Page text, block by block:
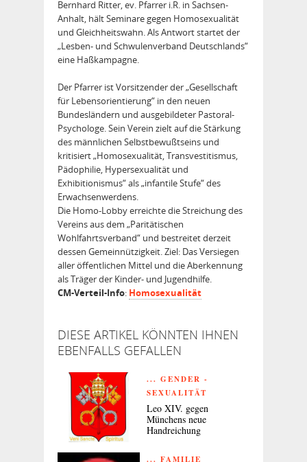
Bernhard Ritter, ev. Pfarrer i.R. in Sachsen-
Anhalt, hält Seminare gegen Homosexualität
und Gleichheitswahn. Als Antwort startet der
„Lesben- und Schwulenverband Deutschlands“
eine Haßkampagne.
Der Pfarrer ist Vorsitzender der „Gesellschaft
für Lebensorientierung“ in den neuen
Bundesländern und ausgebildeter Pastoral-
Psychologe. Sein Verein zielt auf die Stärkung
des männlichen Selbstbewußtseins und
kritisiert „Homosexualität, Transvestitis­mus,
Pädophilie, Hypersexualität und
Exhibitionismus“ als „infantile Stufe“ des
Erwachsenwerdens.
Die Homo-Lobby erreichte die Streichung des
Vereins aus dem „Paritätischen
Wohlfahrtsverband“ und bestreitet derzeit
dessen Gemeinnützigkeit. Ziel: Das Versiegen
aller öffentlichen Mittel und die Aberkennung
als Träger der Kinder- und Jugendhilfe.
CM-Verteil-Info: Homosexualität
DIESE ARTIKEL KÖNNTEN IHNEN
EBENFALLS GEFALLEN
... GENDER -
SEXUALITÄT
Leo XIV. gegen
Münchens neue
Handreichung
... FAMILIE